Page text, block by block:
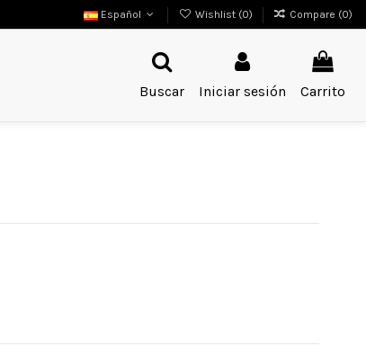
Español Wishlist (0) Compare (0)
Buscar
Iniciar sesión Carrito